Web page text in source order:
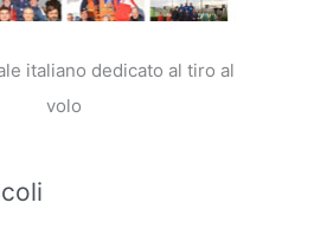
italiano dedicato al tiro al
volo